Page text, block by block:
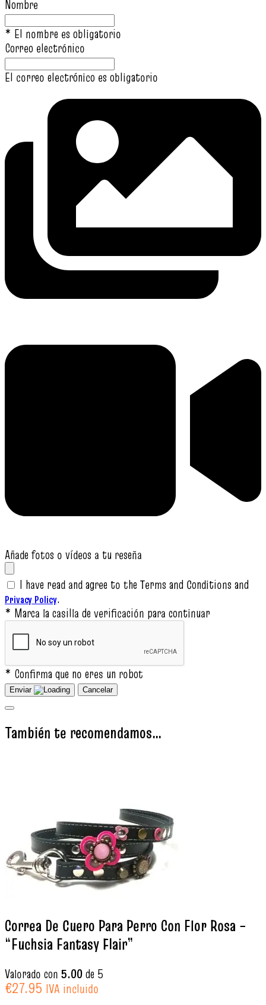
Nombre
* El nombre es obligatorio
Correo electrónico
El correo electrónico es obligatorio
Añade fotos o vídeos a tu reseña
I have read and agree to the Terms and Conditions and
Privacy Policy.
* Marca la casilla de verificación para continuar
* Confirma que no eres un robot
Enviar Cancelar
También te recomendamos…
Correa De Cuero Para Perro Con Flor Rosa –
“Fuchsia Fantasy Flair”
Valorado con 5.00de 5
€27.95 IVA incluido